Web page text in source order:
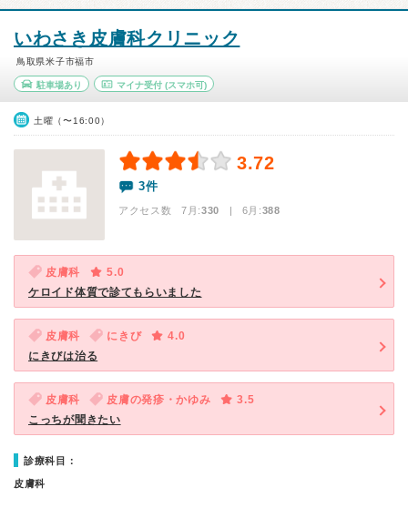
いわさき皮膚科クリニック
鳥取県米子市福市
駐車場あり マイナ受付(スマホ可)
土曜（〜16:00）
3.72
3件
アクセス数 7月:330 | 6月:388
皮膚科
5.0
ケロイド体質で診てもらいました
皮膚科 にきび
4.0
にきびは治る
皮膚科 皮膚の発疹・かゆみ
3.5
こっちが聞きたい
診療科目：
皮膚科